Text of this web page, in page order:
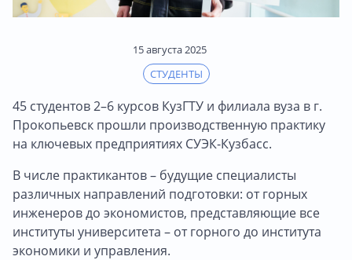
15 августа 2025
СТУДЕНТЫ
45 студентов 2–6 курсов КузГТУ и филиала вуза в г.
Прокопьевск прошли производственную практику
на ключевых предприятиях СУЭК-Кузбасс.
В числе практикантов – будущие специалисты
различных направлений подготовки: от горных
инженеров до экономистов, представляющие все
институты университета – от горного до института
экономики и управления.